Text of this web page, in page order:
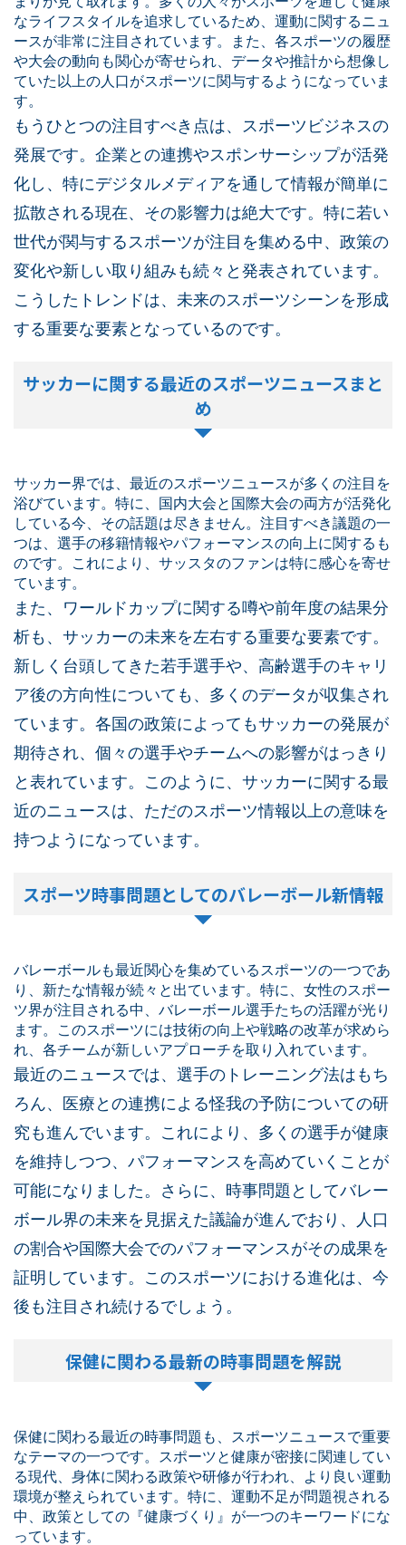
なライフスタイルを追求しているため、運動に関するニュ
ースが非常に注目されています。また、各スポーツの履歴
や大会の動向も関心が寄せられ、データや推計から想像し
ていた以上の人口がスポーツに関与するようになっていま
す。
もうひとつの注目すべき点は、スポーツビジネスの
発展です。企業との連携やスポンサーシップが活発
化し、特にデジタルメディアを通して情報が簡単に
拡散される現在、その影響力は絶大です。特に若い
世代が関与するスポーツが注目を集める中、政策の
変化や新しい取り組みも続々と発表されています。
こうしたトレンドは、未来のスポーツシーンを形成
する重要な要素となっているのです。
サッカーに関する最近のスポーツニュースまと
め
サッカー界では、最近のスポーツニュースが多くの注目を
浴びています。特に、国内大会と国際大会の両方が活発化
している今、その話題は尽きません。注目すべき議題の一
つは、選手の移籍情報やパフォーマンスの向上に関するも
のです。これにより、サッスタのファンは特に感心を寄せ
ています。
また、ワールドカップに関する噂や前年度の結果分
析も、サッカーの未来を左右する重要な要素です。
新しく台頭してきた若手選手や、高齢選手のキャリ
ア後の方向性についても、多くのデータが収集され
ています。各国の政策によってもサッカーの発展が
期待され、個々の選手やチームへの影響がはっきり
と表れています。このように、サッカーに関する最
近のニュースは、ただのスポーツ情報以上の意味を
持つようになっています。
スポーツ時事問題としてのバレーボール新情報
バレーボールも最近関心を集めているスポーツの一つであ
り、新たな情報が続々と出ています。特に、女性のスポー
ツ界が注目される中、バレーボール選手たちの活躍が光り
ます。このスポーツには技術の向上や戦略の改革が求めら
れ、各チームが新しいアプローチを取り入れています。
最近のニュースでは、選手のトレーニング法はもち
ろん、医療との連携による怪我の予防についての研
究も進んでいます。これにより、多くの選手が健康
を維持しつつ、パフォーマンスを高めていくことが
可能になりました。さらに、時事問題としてバレー
ボール界の未来を見据えた議論が進んでおり、人口
の割合や国際大会でのパフォーマンスがその成果を
証明しています。このスポーツにおける進化は、今
後も注目され続けるでしょう。
保健に関わる最新の時事問題を解説
保健に関わる最近の時事問題も、スポーツニュースで重要
なテーマの一つです。スポーツと健康が密接に関連してい
る現代、身体に関わる政策や研修が行われ、より良い運動
環境が整えられています。特に、運動不足が問題視される
中、政策としての『健康づくり』が一つのキーワードにな
っています。